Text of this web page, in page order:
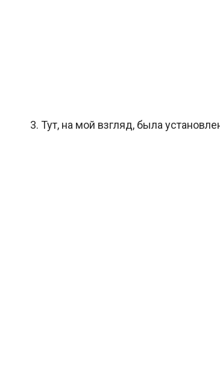
3. Тут, на мой взгляд, была